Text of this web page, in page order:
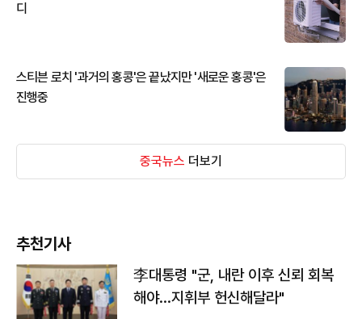
디
스티븐 로치 '과거의 홍콩'은 끝났지만 '새로운 홍콩'은
진행중
중국뉴스 더보기
추천기사
李대통령 "군, 내란 이후 신뢰 회복
해야…지휘부 헌신해달라"